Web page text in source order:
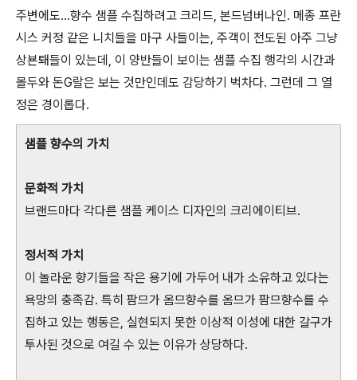
주변에도...향수 샘플 수집하려고 크리드, 본드넘버나인. 메종 프란
시스 커정 같은 니치들을 마구 사들이는, 주객이 전도된 아주 그냥
상뵨퇘들이 있는데, 이 양반들이 보이는 샘플 수집 행각의 시간과
몰두와 돈G랄은 보는 것만인데도 감당하기 벅차다. 그런데 그 열
정은 경이롭다.
샘플 향수의 가치
문화적 가치
브랜드마다 각다른 샘플 케이스 디자인의 크리에이티브.
정서적 가치
이 놀라운 향기들을 작은 용기에 가두어 내가 소유하고 있다는
욕망의 충족감. 특히 팜므가 옴므향수를 옴므가 팜므향수를 수
집하고 있는 행동은, 실현되지 못한 이상적 이성에 대한 갈구가
투사된 것으로 여길 수 있는 이유가 상당하다.